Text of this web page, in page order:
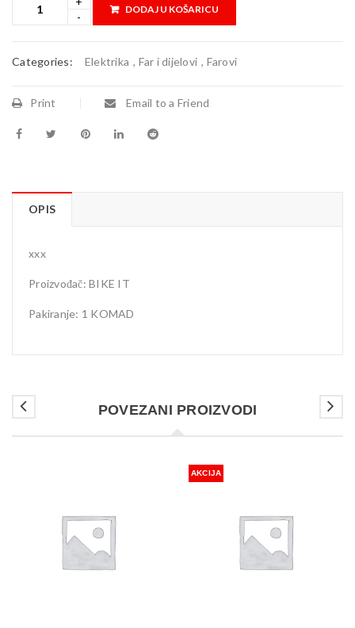
DODAJ U KOŠARICU
Categories: Elektrika , Far i dijelovi , Farovi
Print Email to a Friend
OPIS
xxx
Proizvođač: BIKE IT
Pakiranje: 1 KOMAD
POVEZANI PROIZVODI
AKCIJA